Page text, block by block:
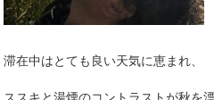
滞在中はとても良い天気に恵まれ、